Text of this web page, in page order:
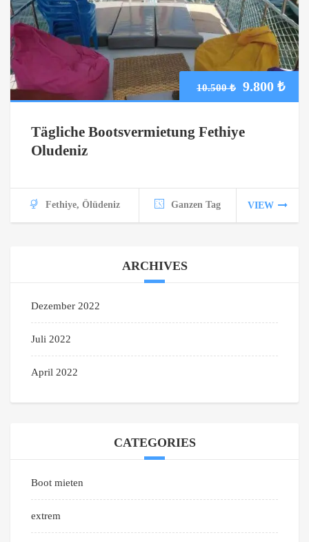
10.500₺ 9.800 ₺
Tägliche Bootsvermietung Fethiye
Oludeniz
Fethiye, Ölüdeniz Ganzen Tag VIEW
ARCHIVES
Dezember 2022
Juli 2022
April 2022
CATEGORIES
Boot mieten
extrem